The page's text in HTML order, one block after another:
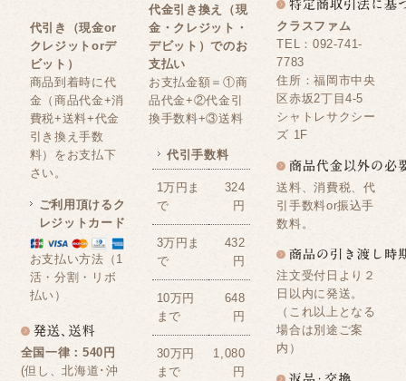
代引き（現金or
クレジットorデ
ビット）
商品到着時に代
金（商品代金+消
費税+送料+代金
引き換え手数
料）をお支払下
さい。
ご利用頂けるク
レジットカード
お支払い方法（1
活・分割・リボ
払い）
全国一律：540円
(但し、北海道･沖
代金引き換え（現
金・クレジット・
デビット）でのお
支払い
お支払金額＝①商
品代金+②代金引
換手数料+③送料
代引手数料
1万円ま
で
324
円
3万円ま
で
432
円
10万円
まで
648
円
30万円
まで
1,080
円
クラスファム
TEL：092-741-
7783
住所：福岡市中央
区赤坂2丁目4-5
シャトレサクシー
ズ 1F
送料、消費税、代
引手数料or振込手
数料。
注文受付日より２
日以内に発送。
（これ以上となる
場合は別途ご案
内）